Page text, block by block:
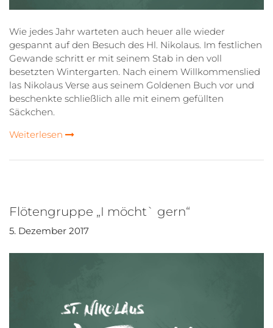
Wie jedes Jahr warteten auch heuer alle wieder
gespannt auf den Besuch des Hl. Nikolaus. Im festlichen
Gewande schritt er mit seinem Stab in den voll
besetzten Wintergarten. Nach einem Willkommenslied
las Nikolaus Verse aus seinem Goldenen Buch vor und
beschenkte schließlich alle mit einem gefüllten
Säckchen.
Weiterlesen
Flötengruppe „I möcht` gern“
5. Dezember 2017